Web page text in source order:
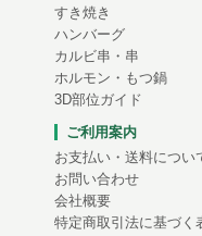
すき焼き
ハンバーグ
カルビ串・串
ホルモン・もつ鍋
3D部位ガイド
ご利用案内
お支払い・送料につい
お問い合わせ
会社概要
特定商取引法に基づく